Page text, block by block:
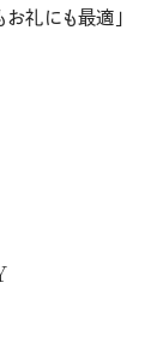
お礼にも最適」